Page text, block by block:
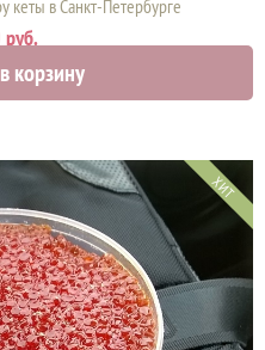
кеты в Санкт-Петербурге
корзину
ХИТ